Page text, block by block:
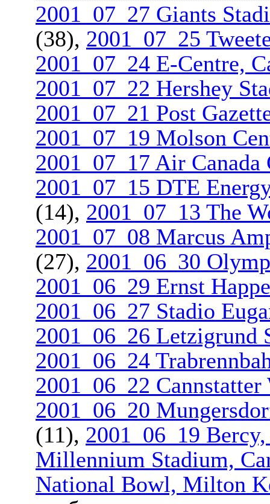
2001_07_27 Giants
(38), 2001_07_25
2001_07_24 E-Centre,
2001_07_22 Hershey
2001_07_21 Post
2001_07_19 Molson
2001_07_17 Air Canada
2001_07_15 DTE
(14), 2001_07_13 The
2001_07_08 Marcus
(27), 2001_06_30
2001_06_29 Ernst
2001_06_27 Stadio
2001_06_26 Letzigrund
2001_06_24
2001_06_22
2001_06_20
(11), 2001_06_19
Millennium Stadium,
National Bowl, Milton